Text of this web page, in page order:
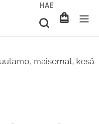
HAE
, maisemat, kesä